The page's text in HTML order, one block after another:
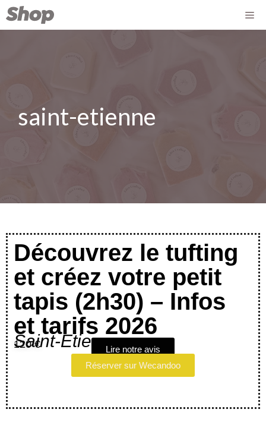
saint-etienne
Découvrez le tufting
et créez votre petit
tapis (2h30) – Infos
et tarifs 2026
Saint-Etienne
120 €
Lire notre avis
Réserver sur Wecandoo